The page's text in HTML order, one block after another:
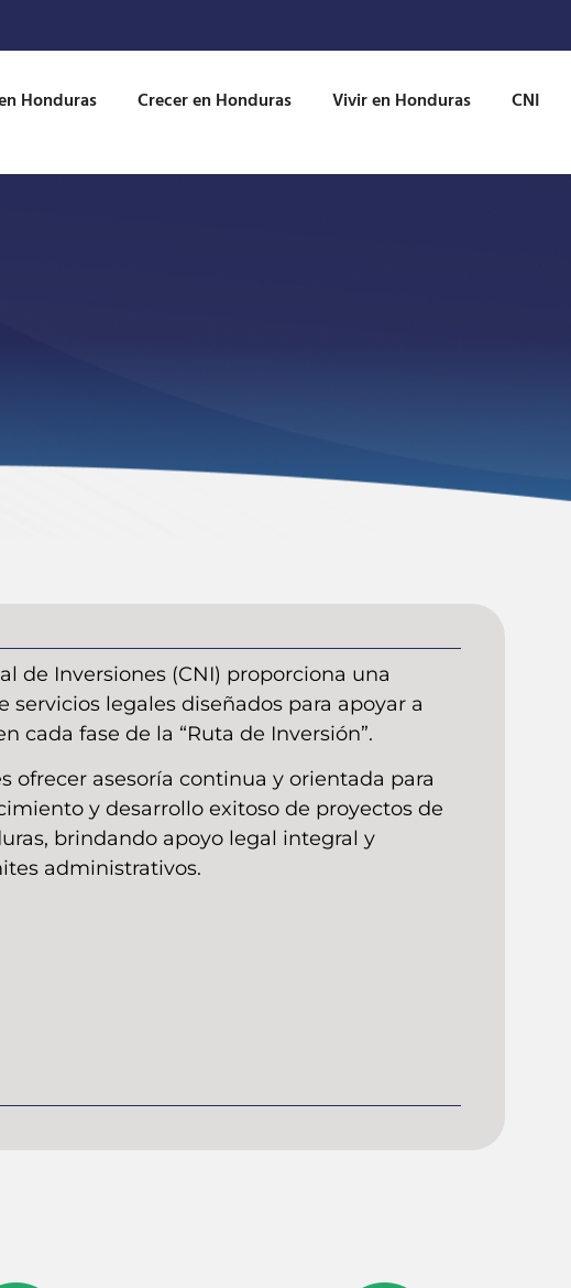
Honduras Crecer en Honduras Vivir en Honduras CNI
de Inversiones (CNI) proporciona una
servicios legales diseñados para apoyar a
cada fase de la “Ruta de Inversión”.
ofrecer asesoría continua y orientada para
y desarrollo exitoso de proyectos de
brindando apoyo legal integral y
administrativos.